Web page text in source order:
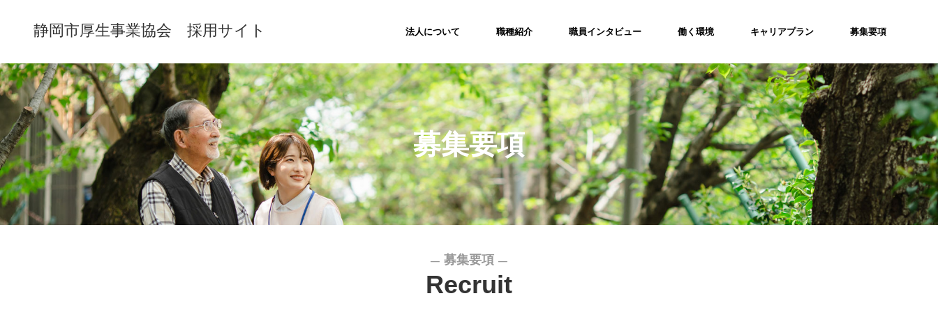
静岡市厚生事業協会 採用サイト 法人について 職種紹介 職員インタビュー 働く環境 キャリアプラン 募集要項
募集要項
募集要項
Recruit